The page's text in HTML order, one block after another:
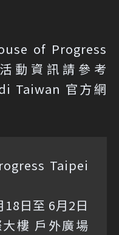
of Progress
動資訊請參考
Taiwan 官方網
Taipei
日至 6月2日
樓 戶外廣場